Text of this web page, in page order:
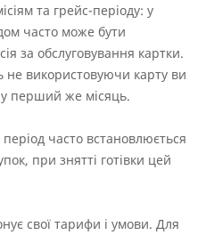
та грейс-періоду: у
часто може бути
за обслуговування картки.
не використовуючи карту ви
у перший же місяць.
часто встановлюється
при знятті готівки цей
свої тарифи і умови. Для